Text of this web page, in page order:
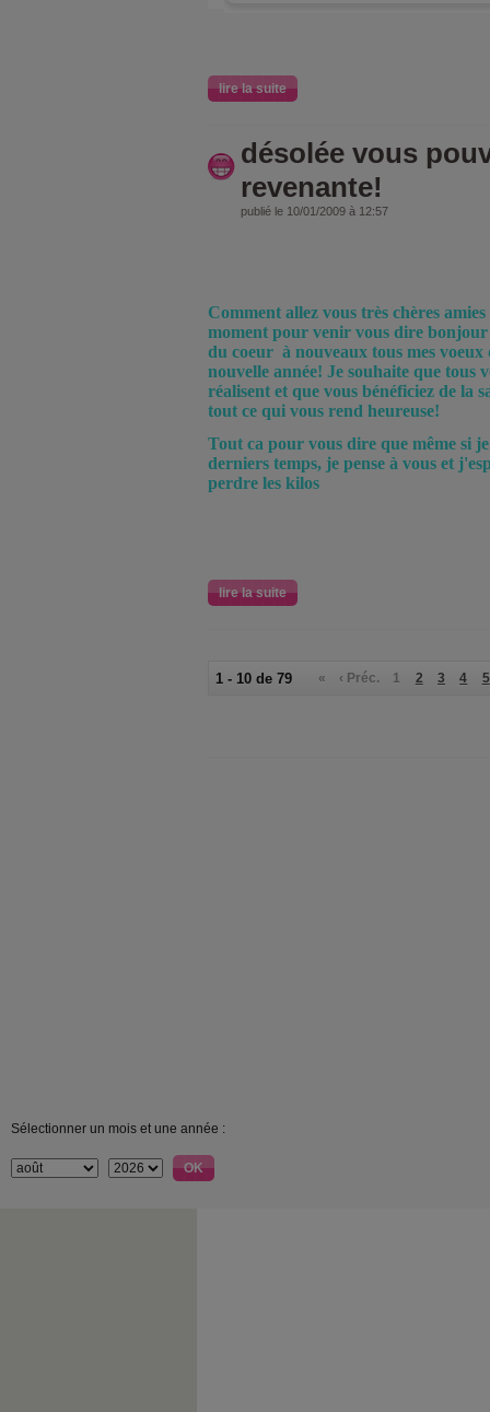
lire la suite
désolée vous
revenante!
publié le 10/01/2009 à 12:57
Comment allez vous très chères
moment pour venir vous dire bonjour
du coeur à nouveaux tous mes
nouvelle année! Je souhaite que tous
réalisent et que vous bénéficiez de la
tout ce qui vous rend heureuse!
Tout ca pour vous dire que même si
derniers temps, je pense à vous et
perdre les kilos
lire la suite
1 - 10 de 79 « ‹ Préc. 1 2 3 4 5
Sélectionner un mois et une année :